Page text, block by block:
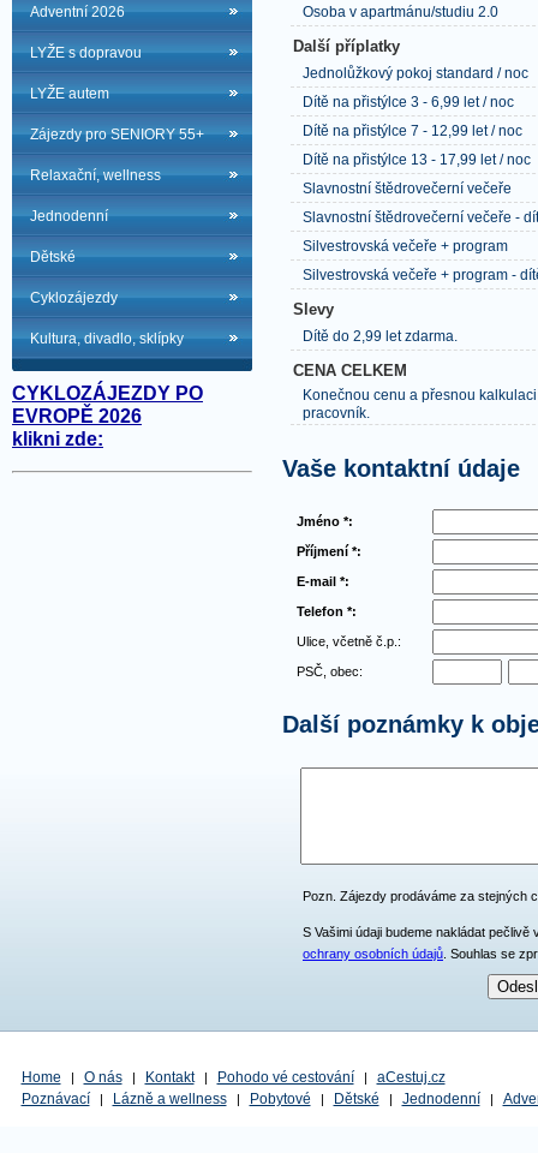
Adventní 2026
LYŽE s dopravou
LYŽE autem
Zájezdy pro SENIORY 55+
Relaxační, wellness
Jednodenní
Dětské
Cyklozájezdy
Kultura, divadlo, sklípky
CYKLOZÁJEZDY PO
EVROPĚ 2026
klikni zde:
Osoba v apartmánu/studiu 2.0
Další příplatky
Jednolůžkový pokoj standard / noc
Dítě na přistýlce 3 - 6,99 let / noc
Dítě na přistýlce 7 - 12,99 let / noc
Dítě na přistýlce 13 - 17,99 let / noc
Slavnostní štědrovečerní večeře
Slavnostní štědrovečerní večeře -
Silvestrovská večeře + program
Silvestrovská večeře + program -
Slevy
Dítě do 2,99 let zdarma.
CENA CELKEM
Konečnou cenu a přesnou
pracovník.
Vaše kontaktní údaje
Jméno *:
Příjmení *:
E-mail *:
Telefon *:
Ulice, včetně č.p.:
PSČ, obec:
Další poznámky k
Pozn. Zájezdy prodáváme za stejných
S Vašimi údaji budeme nakládat
ochrany osobních údajů . Souhlas se
Home | O nás | Kontakt | Pohodo vé cestování |
aCestuj.cz
Poznávací
| Lázně a wellness | Pobytové | Dětské | Jednodenní |